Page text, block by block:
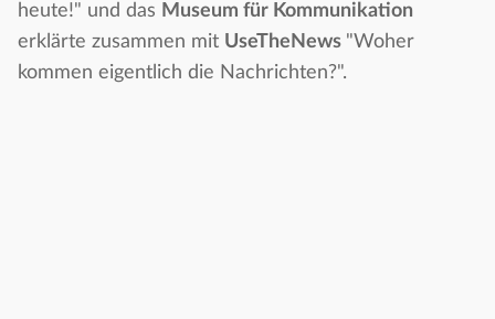
heute!" und das Museum für Kommunikation
erklärte zusammen mit UseTheNews "Woher
kommen eigentlich die Nachrichten?".